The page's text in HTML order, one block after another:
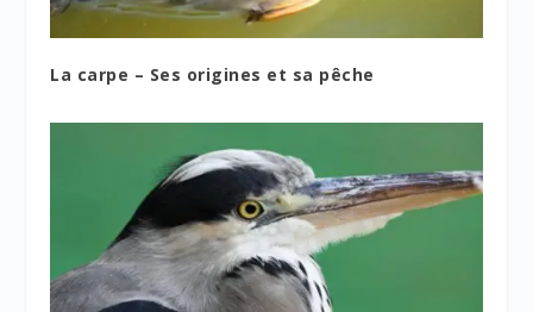
La carpe – Ses origines et sa pêche